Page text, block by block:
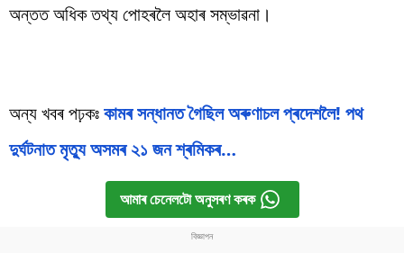
অন্তত অধিক তথ্য পোহৰলৈ অহাৰ সম্ভাৱনা।
অন্য খবৰ পঢ়কঃকামৰ সন্ধানত গৈছিল অৰুণাচল প্ৰদেশলৈ! পথ
দুৰ্ঘটনাত মৃত্যু অসমৰ ২১ জন শ্ৰমিকৰ…
আমাৰ চেনেলটো অনুসৰণ কৰক